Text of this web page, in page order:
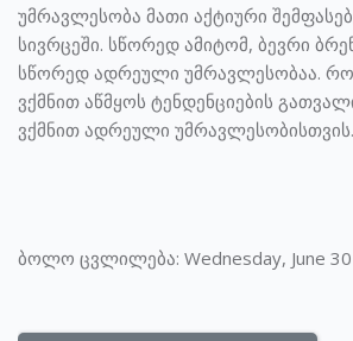
უმრავლესობა მათი აქტიური
სივრცეში. სწორედ ამიტომ, ბევრი
სწორედ ადრეული უმრავლესობაა.
ვქმნით აწმყოს ტენდენციების
ვქმნით ადრეული უმრავლესობისთვის.
ბოლო ცვლილება: Wednesday, June 30